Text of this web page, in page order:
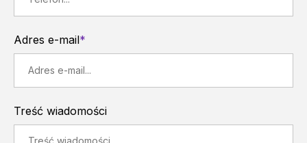
Adres e-mail*
Treść wiadomości